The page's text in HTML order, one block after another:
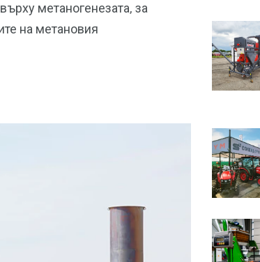
метаногенезата, за
на метановия